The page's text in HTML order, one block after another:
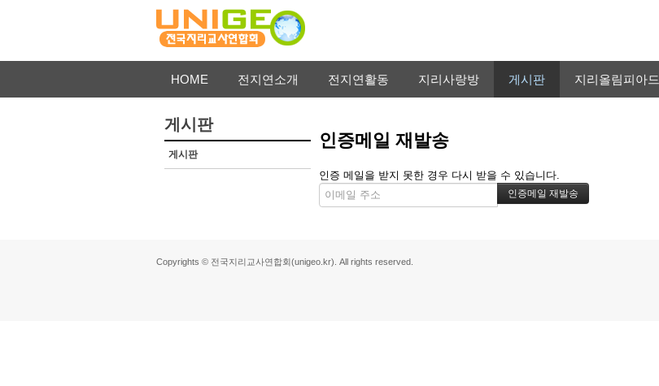
HOME 전지연소개 전지연활동 지리사랑방 게시판 지리올림피아드
게시판
게시판
인증메일 재발송
인증 메일을 받지 못한 경우 다시 받을 수 있습니다.
Copyrights © 전국지리교사연합회(unigeo.kr). All rights reserved.